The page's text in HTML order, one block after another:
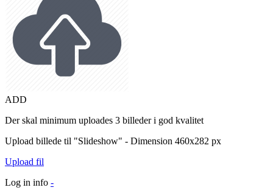
ADD
Der skal minimum uploades 3 billeder i god kvalitet
Upload billede til "Slideshow" - Dimension 460x282 px
Upload fil
Log in info -